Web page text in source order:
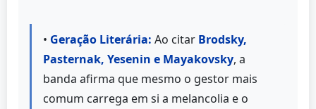
• Geração Literária: Ao citar Brodsky,
Pasternak, Yesenin e Mayakovsky, a
banda afirma que mesmo o gestor mais
comum carrega em si a melancolia e o